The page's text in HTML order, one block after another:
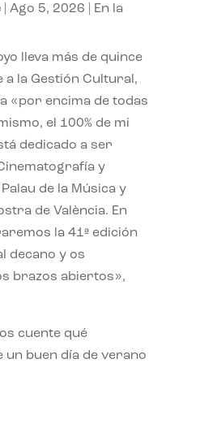
| Ago 5, 2026
En la
lleva más de quince
a la Gestión Cultural,
«por encima de todas
el 100% de mi
dedicado a ser
y
de la Música y
de València. En
la 41ª edición
decano y os
brazos abiertos»,
cuente qué
un buen día de verano